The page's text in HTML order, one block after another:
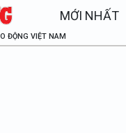
MỚI NHẤT
ĐỘNG VIỆT NAM